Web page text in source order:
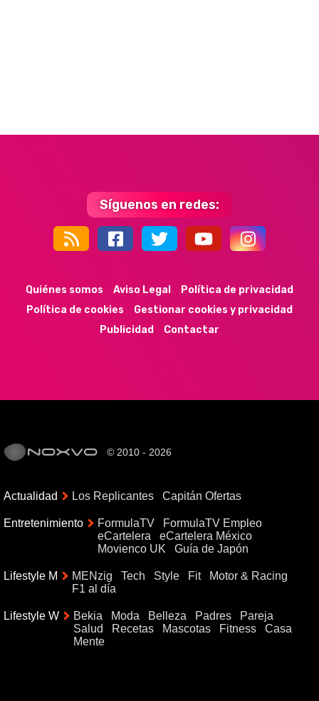
Síguenos en redes:
44k 9k 35k 352
Quiénes somos Aviso Legal
Política de privacidad
Política de cookies
Gestionar cookies y privacidad
Publicidad
Contactar
© 2010 - 2026
Actualidad Los Replicantes Capitán Ofertas
Entretenimiento FormulaTV
FormulaTV Empleo
eCartelera
eCartelera México
Movienco UK
Guía de Japón
Lifestyle M MENzig Tech Style Fit
Motor & Racing
F1 al día
Lifestyle W Bekia Moda Belleza Padres
Pareja
Salud
Recetas Mascotas Fitness
Casa
Mente